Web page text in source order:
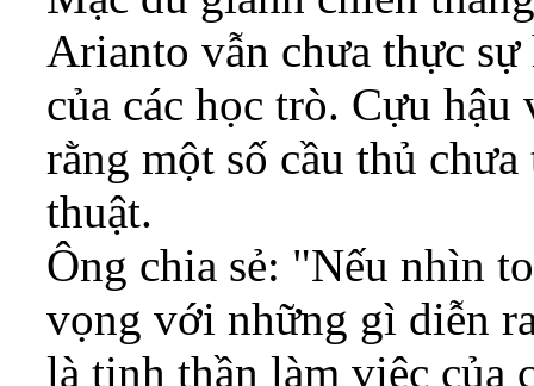
Arianto vẫn chưa thực
của các học trò. Cựu hậu
rằng một số cầu thủ
thuật.
Ông chia sẻ: "Nếu nhìn
vọng với những gì diễn
là tinh thần làm việc của